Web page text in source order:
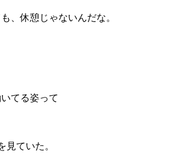
、休憩じゃないんだな。
てる姿って
見ていた。